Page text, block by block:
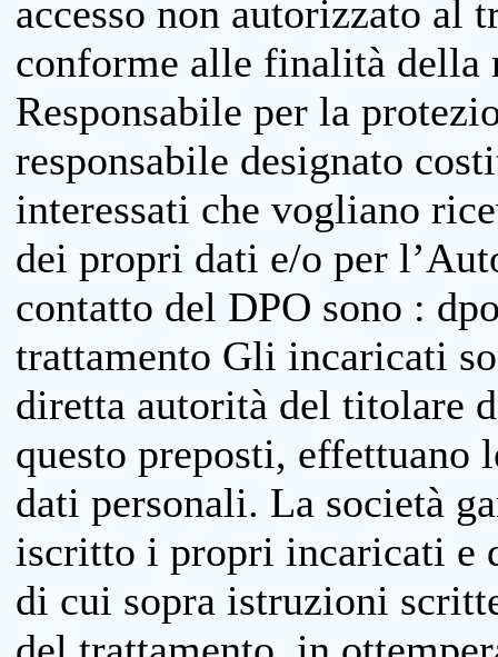
accesso non autorizzato al
conforme alle finalità della
Responsabile per la
responsabile designato
interessati che vogliano
dei propri dati e/o per
contatto del DPO sono :
trattamento Gli incaricati
diretta autorità del titolare
questo preposti, effettuano
dati personali. La società
iscritto i propri incaricati e
di cui sopra istruzioni